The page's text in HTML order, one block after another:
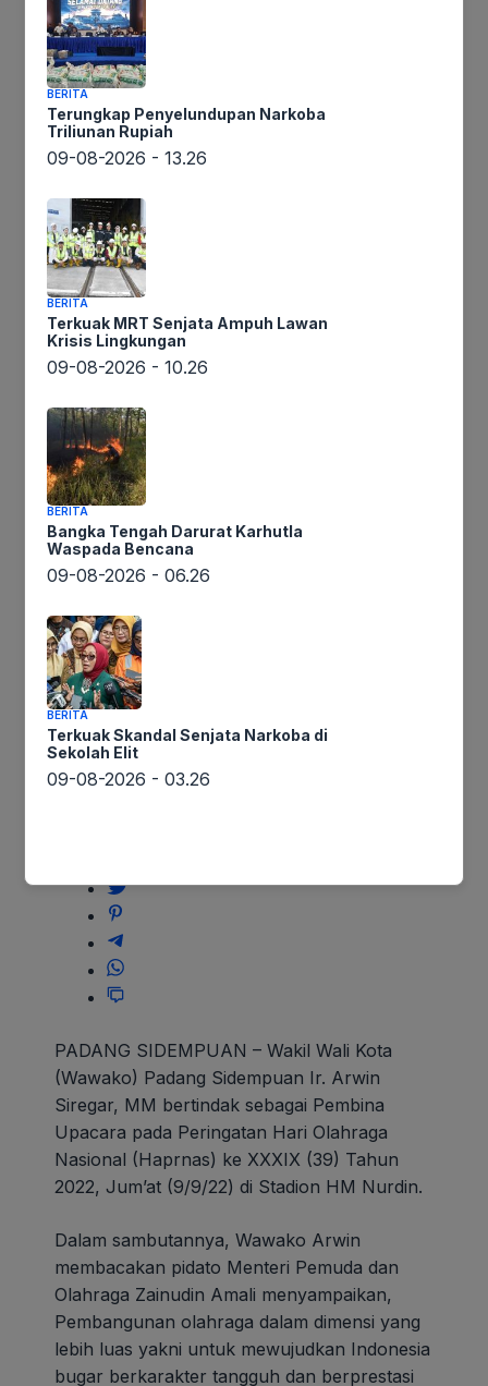
/
Wawako
Sidempuan
Bertindak
Pembina
Peringatan
Haornas
Ke
XXXIX
Ikuti Kami
September 9, 2022
Wawako Sidempuan
Bertindak Pembina
Upacara Peringatan
Haornas Ke XXXIX
paunk–Headline
PADANG SIDEMPUAN – Wakil Wali Kota
(Wawako) Padang Sidempuan Ir. Arwin
Siregar, MM bertindak sebagai Pembina
Upacara pada Peringatan Hari Olahraga
Nasional (Haprnas) ke XXXIX (39) Tahun
2022, Jum’at (9/9/22) di Stadion HM Nurdin.
Dalam sambutannya, Wawako Arwin
membacakan pidato Menteri Pemuda dan
Olahraga Zainudin Amali menyampaikan,
Pembangunan olahraga dalam dimensi yang
lebih luas yakni untuk mewujudkan Indonesia
bugar berkarakter tangguh dan berprestasi
BERITA
Terungkap Penyelundupan Narkoba
Triliunan Rupiah
09-08-2026 - 13.26
BERITA
Terkuak MRT Senjata Ampuh Lawan
Krisis Lingkungan
09-08-2026 - 10.26
BERITA
Bangka Tengah Darurat Karhutla
Waspada Bencana
09-08-2026 - 06.26
BERITA
Terkuak Skandal Senjata Narkoba di
Sekolah Elit
09-08-2026 - 03.26